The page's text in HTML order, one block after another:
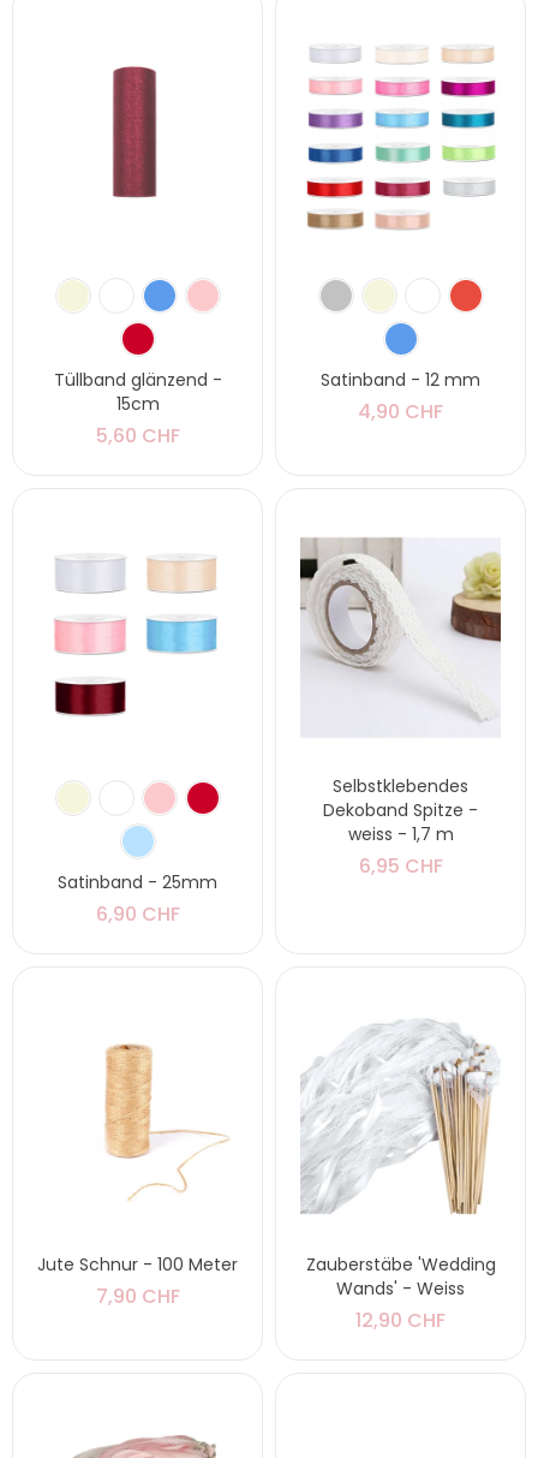
Tüllband glänzend -
15cm
5,60 CHF
Satinband - 12 mm
4,90 CHF
Satinband - 25mm
6,90 CHF
Selbstklebendes
Dekoband Spitze -
weiss - 1,7 m
6,95 CHF
Jute Schnur - 100 Meter
7,90 CHF
Zauberstäbe 'Wedding
Wands' - Weiss
12,90 CHF